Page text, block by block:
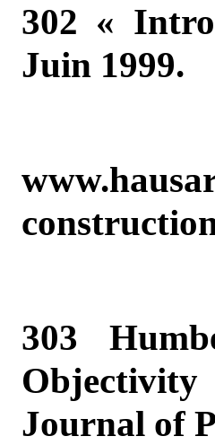
302 «
Juin 1999.
303
Journal of